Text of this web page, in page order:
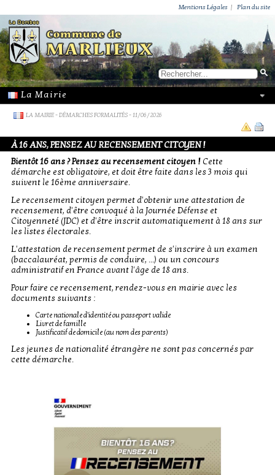
Mentions Légales | Plan du site
LA MAIRIE-DÉMARCHES FORMALITÉS- 11/06/2026
À 16 ANS, PENSEZ AU RECENSEMENT CITOYEN !
Bientôt 16 ans ? Pensez au recensement citoyen ! Cette
démarche est obligatoire, et doit être faite dans les 3 mois qui
suivent le 16ème anniversaire.
Le recensement citoyen permet d'obtenir une attestation de
recensement, d'être convoqué à la Journée Défense et
Citoyenneté (JDC) et d'être inscrit automatiquement à 18 ans sur
les listes électorales.
L'attestation de recensement permet de s'inscrire à un examen
(baccalauréat, permis de conduire, ...) ou un concours
administratif en France avant l'âge de 18 ans.
Pour faire ce recensement, rendez-vous en mairie avec les
documents suivants :
Carte nationale d'identité ou passeport valide
Livret de famille
Justificatif de domicile (au nom des parents)
Les jeunes de nationalité étrangère ne sont pas concernés par
cette démarche.